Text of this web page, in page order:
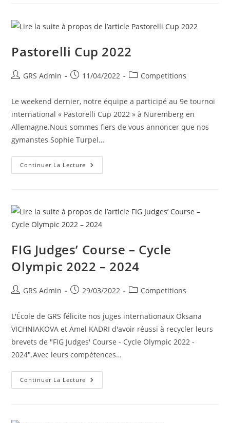
Pastorelli Cup 2022
GRS Admin 11/04/2022 Competitions
Le weekend dernier, notre équipe a participé au 9e tournoi
international « Pastorelli Cup 2022 » à Nuremberg en
Allemagne.Nous sommes fiers de vous annoncer que nos
gymanstes Sophie Turpel…
Continuer La Lecture
FIG Judges’ Course – Cycle
Olympic 2022 – 2024
GRS Admin 29/03/2022 Competitions
L'École de GRS félicite nos juges internationaux Oksana
VICHNIAKOVA et Amel KADRI d'avoir réussi à recycler leurs
brevets de "FIG Judges' Course - Cycle Olympic 2022 -
2024".Avec leurs compétences…
Continuer La Lecture